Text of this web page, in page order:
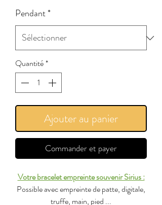
Pendant*
Quantité*
Ajouter au panier
Commander et payer
Votre bracelet empreinte souvenir Sirius :
Possible avec empreinte de patte, digitale,
truffe, main, pied ...